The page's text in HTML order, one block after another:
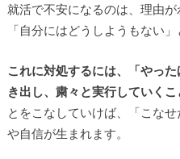
就活で不安になるのは、理由
「自分にはどうしようもない
これに対処するには、「やっ
き出し、粛々と実行していくこ
とをこなしていけば、「こな
や自信が生まれます。